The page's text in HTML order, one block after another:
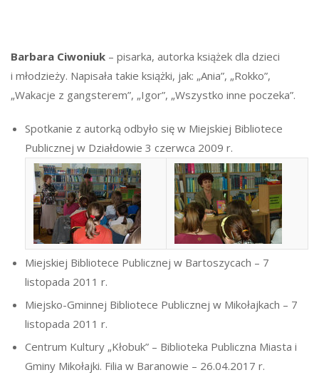
Barbara Ciwoniuk – pisarka, autorka książek dla dzieci
i młodzieży. Napisała takie książki, jak: „Ania”, „Rokko”,
„Wakacje z gangsterem”, „Igor”, „Wszystko inne poczeka”.
Spotkanie z autorką odbyło się w Miejskiej Bibliotece
Publicznej w Działdowie 3 czerwca 2009 r.
Miejskiej Bibliotece Publicznej w Bartoszycach – 7
listopada 2011 r.
Miejsko-Gminnej Bibliotece Publicznej w Mikołajkach – 7
listopada 2011 r.
Centrum Kultury „Kłobuk” – Biblioteka Publiczna Miasta i
Gminy Mikołajki. Filia w Baranowie – 26.04.2017 r.